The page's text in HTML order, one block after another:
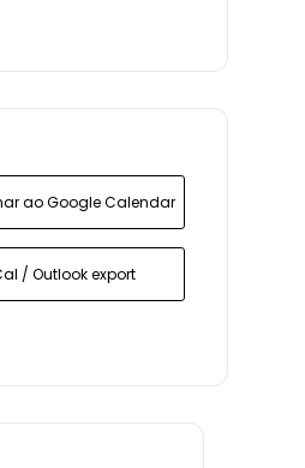
ao Google Calendar
/ Outlook export